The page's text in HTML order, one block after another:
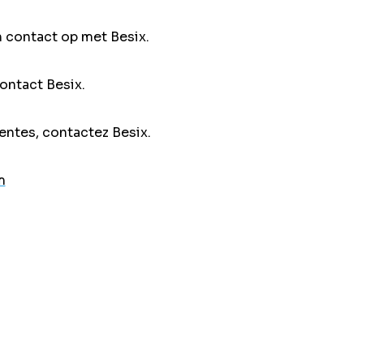
contact op met Besix.
Besix.
contactez Besix.